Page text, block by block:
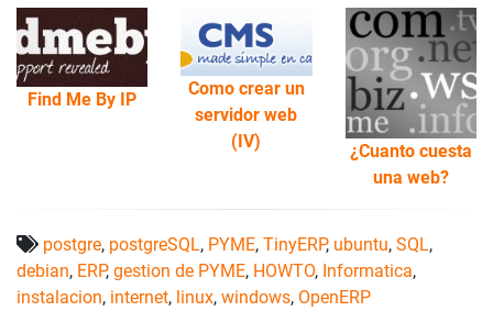
Find Me By IP
Como crear un
servidor web
(IV)
¿Cuanto cuesta
una web?
postgre, postgreSQL, PYME, TinyERP, ubuntu, SQL,
debian, ERP, gestion de PYME, HOWTO, Informatica,
instalacion, internet, linux, windows, OpenERP